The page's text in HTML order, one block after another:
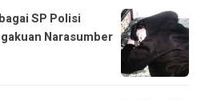
SP Polisi
Narasumber